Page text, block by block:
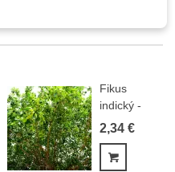
Fikus
indický -
Ficus
-...
2,34 €